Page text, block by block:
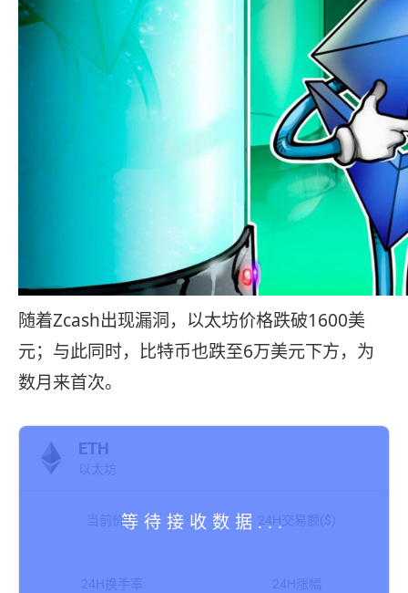
随着Zcash出现漏洞，以太坊价格跌破1600美
元；与此同时，比特币也跌至6万美元下方，为
数月来首次。
ETH
以太坊
当前价格 24H交易额($)
24H换手率 24H涨幅